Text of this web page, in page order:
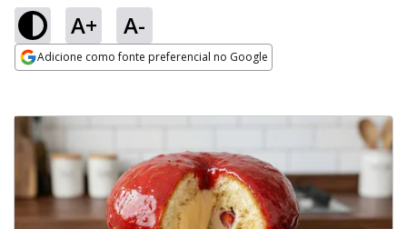
A+ A-
Adicione como fonte preferencial no Google